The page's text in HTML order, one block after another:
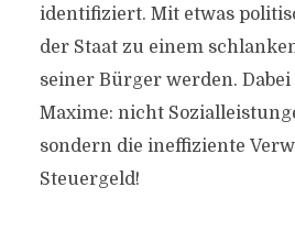
identifiziert. Mit etwas
der Staat zu einem
seiner Bürger werden.
Maxime: nicht
sondern die ineffiziente
Steuergeld!